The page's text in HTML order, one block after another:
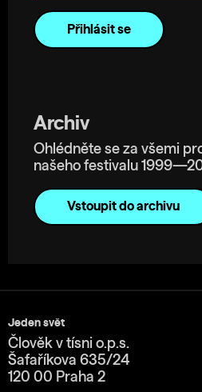
Archiv
Ohlédněte se za všemi
našeho festivalu
Vstoupit do archivu
Jeden svět
Člověk v tísni o.p.s.
Šafaříkova 635/24
120 00 Praha 2